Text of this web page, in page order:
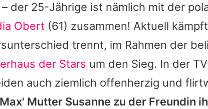
– der 25-Jährige ist nämlich mit der
Obert (61) zusammen! Aktuell
trennt, im Rahmen der
der Stars um den Sieg. In der
auch ziemlich offenherzig und
Max' Mutter Susanne zu der Freundin